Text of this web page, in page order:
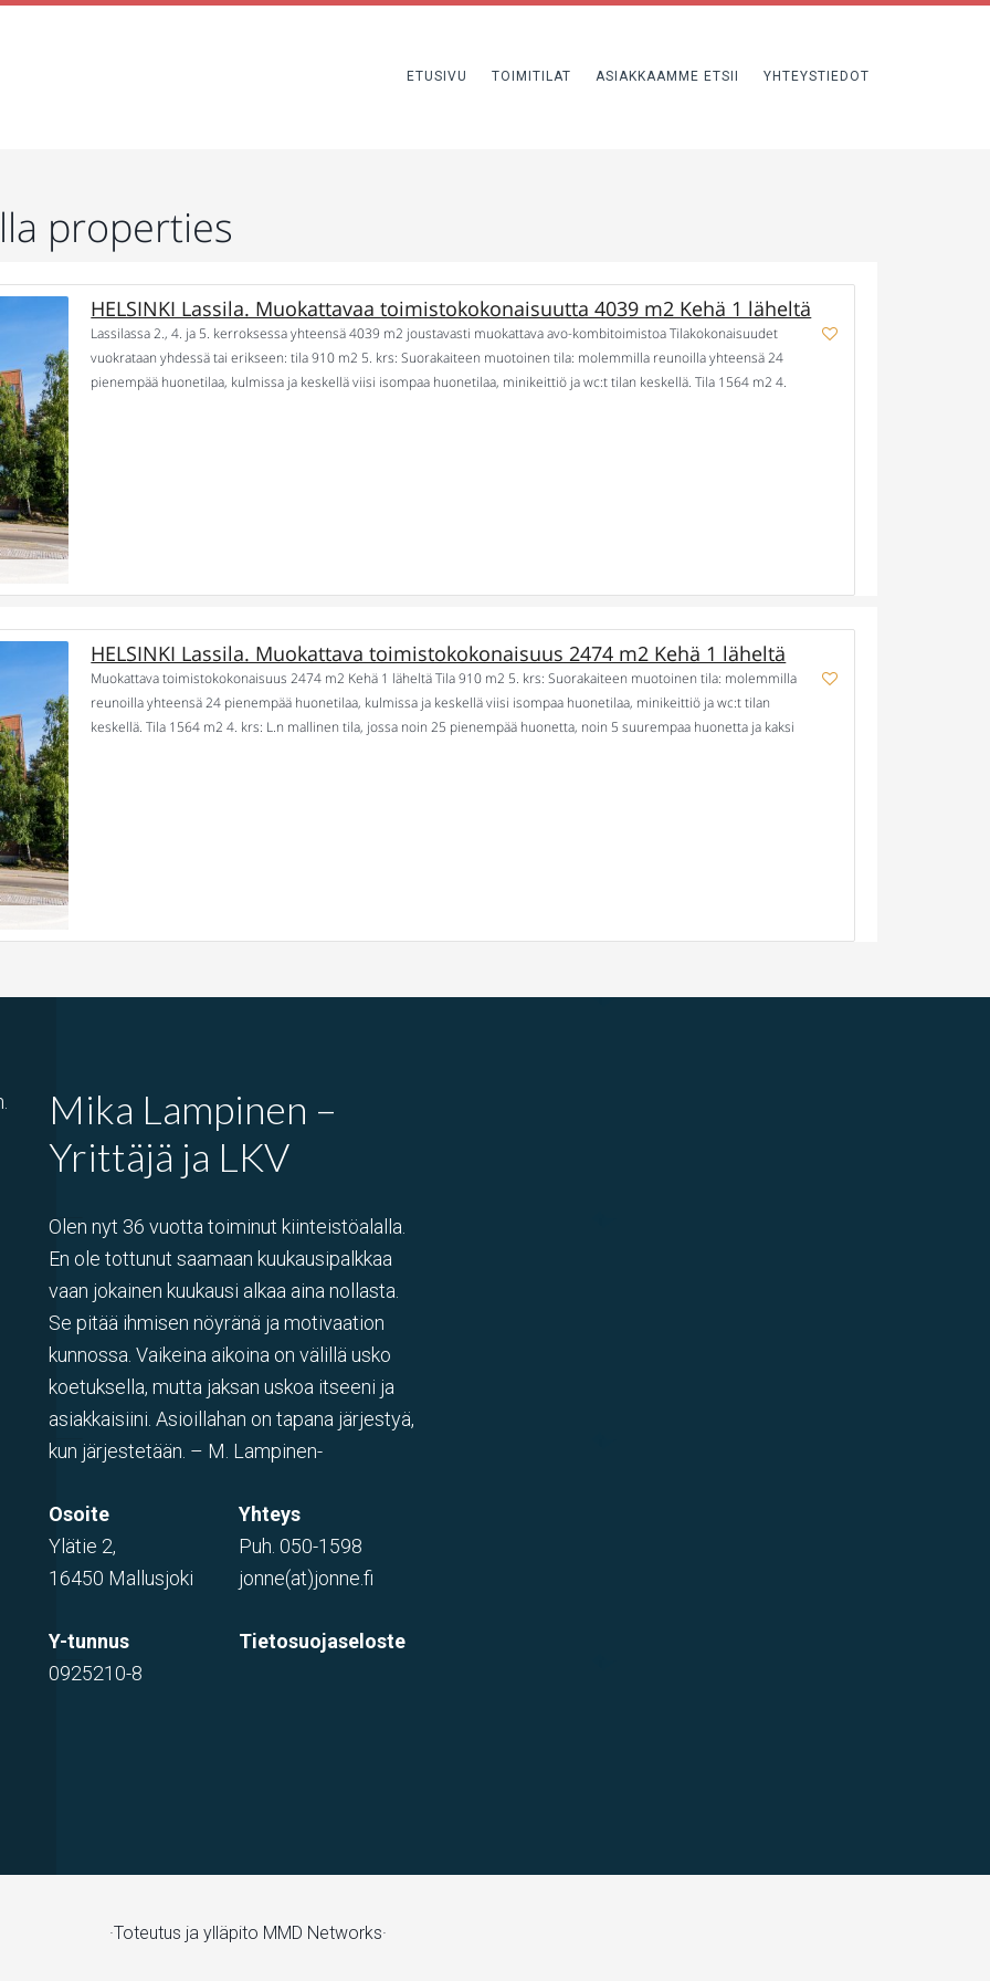
ETUSIVU TOIMITILAT ASIAKKAAMME ETSII YHTEYSTIEDOT
properties
HELSINKI Lassila. Muokattavaa toimistokokonaisuutta 4039 m2 Kehä 1 läheltä
Lassilassa 2., 4. ja 5. kerroksessa yhteensä 4039 m2 joustavasti muokattava avo-kombitoimistoa Tilakokonaisuudet
vuokrataan yhdessä tai erikseen: tila 910 m2 5. krs: Suorakaiteen muotoinen tila: molemmilla reunoilla yhteensä 24
pienempää huonetilaa, kulmissa ja keskellä viisi isompaa huonetilaa, minikeittiö ja wc:t tilan keskellä. Tila 1564 m2 4.
HELSINKI Lassila. Muokattava toimistokokonaisuus 2474 m2 Kehä 1 läheltä
Muokattava toimistokokonaisuus 2474 m2 Kehä 1 läheltä Tila 910 m2 5. krs: Suorakaiteen muotoinen tila: molemmilla
reunoilla yhteensä 24 pienempää huonetilaa, kulmissa ja keskellä viisi isompaa huonetilaa, minikeittiö ja wc:t tilan
keskellä. Tila 1564 m2 4. krs: L.n mallinen tila, jossa noin 25 pienempää huonetta, noin 5 suurempaa huonetta ja kaksi
Mika Lampinen –
Yrittäjä ja LKV
Olen nyt 36 vuotta toiminut kiinteistöalalla.
En ole tottunut saamaan kuukausipalkkaa
vaan jokainen kuukausi alkaa aina nollasta.
Se pitää ihmisen nöyränä ja motivaation
kunnossa. Vaikeina aikoina on välillä usko
koetuksella, mutta jaksan uskoa itseeni ja
asiakkaisiini. Asioillahan on tapana järjestyä,
kun järjestetään. – M. Lampinen-
Osoite
Ylätie 2,
16450 Mallusjoki
Yhteys
Puh.050-1598
jonne(at)jonne.fi
Y-tunnus
0925210-8
Tietosuojaseloste
·Toteutus ja ylläpito MMD Networks·